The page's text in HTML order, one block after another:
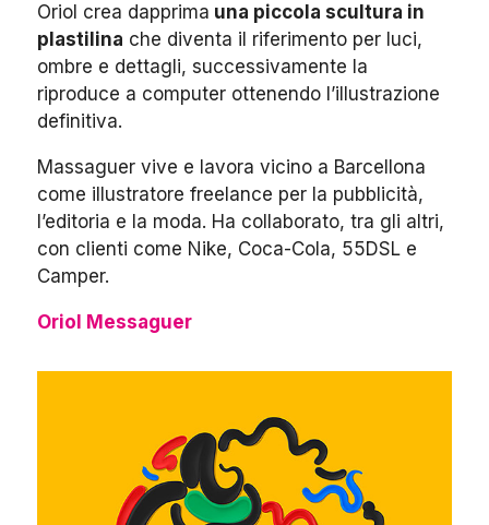
Oriol crea dapprima una piccola scultura in
plastilina che diventa il riferimento per luci,
ombre e dettagli, successivamente la
riproduce a computer ottenendo l’illustrazione
definitiva.
Massaguer vive e lavora vicino a Barcellona
come illustratore freelance per la pubblicità,
l’editoria e la moda. Ha collaborato, tra gli altri,
con clienti come Nike, Coca-Cola, 55DSL e
Camper.
Oriol Messaguer